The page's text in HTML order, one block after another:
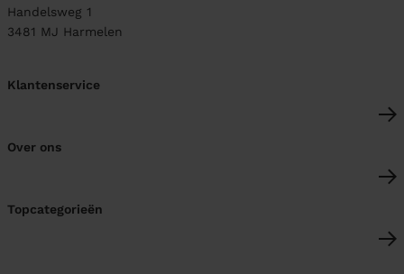
Handelsweg 1
3481 MJ Harmelen
Klantenservice
Over ons
Topcategorieën